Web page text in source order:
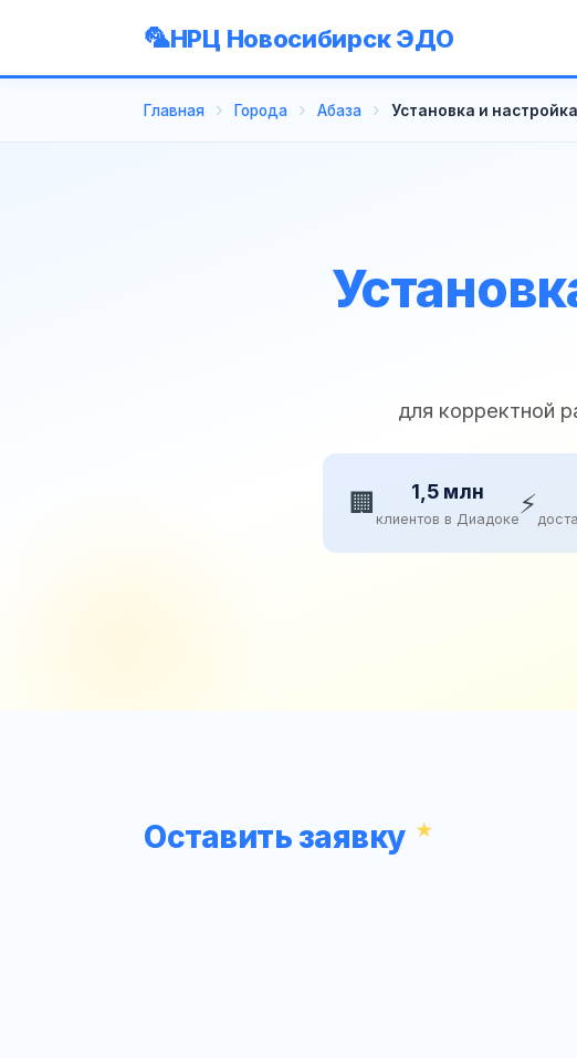
НРЦ Новосибирск ЭДО
Главная Города Абаза Установка и
для корректной
🏢 1,5 млн
клиентов в Диадоке ⚡
Оставить заявку